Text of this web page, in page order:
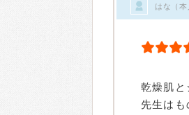
はな（
乾燥肌と
先生は